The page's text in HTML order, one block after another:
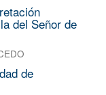
del Señor de
de